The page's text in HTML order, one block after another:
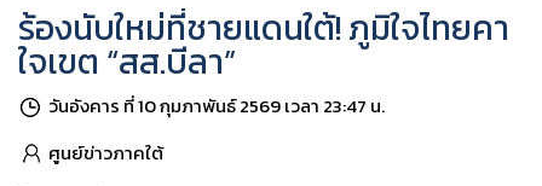
ร้องนับใหม่ที่ชายแดนใต้! ภูมิใจไทยคา
ใจเขต “สส.บีลา”
วันอังคาร ที่ 10 กุมภาพันธ์ 2569 เวลา 23:47 น.
ศูนย์ข่าวภาคใต้